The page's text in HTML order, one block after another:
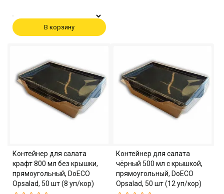
В корзину
Контейнер для салата
крафт 800 мл без крышки,
прямоугольный, DoECO
Opsalad, 50 шт (8 уп/кор)
Контейнер для салата
чёрный 500 мл с крышкой,
прямоугольный, DoECO
Opsalad, 50 шт (12 уп/кор)